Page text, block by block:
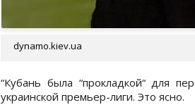
dynamo.kiev.ua
“Кубань была “прокладкой“ для
украинской премьер-лиги. Это ясно.